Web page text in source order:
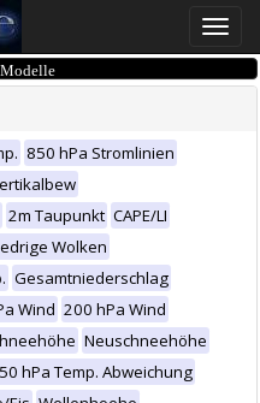
Toggle
850 hPa Stromlinien
2m Taupunkt CAPE/LI
Wolken
Gesamtniederschlag
Wind 200 hPa Wind
Neuschneehöhe
hPa Temp. Abweichung